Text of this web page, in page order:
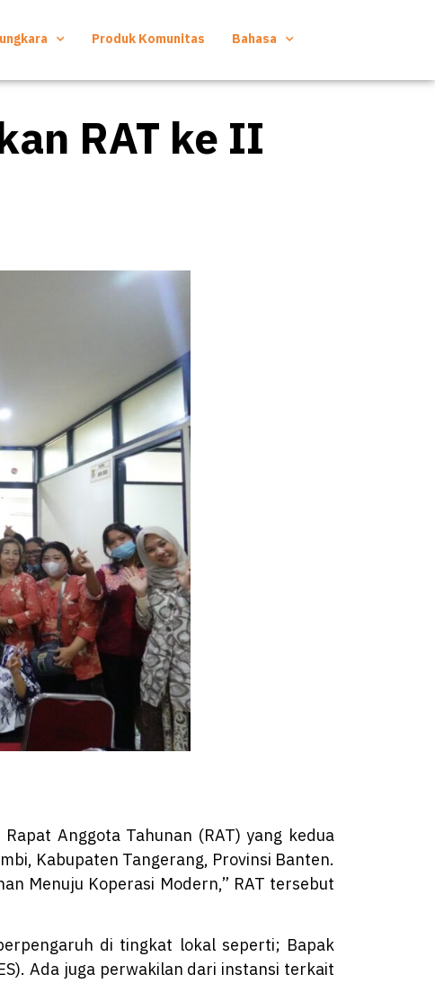
Produk Komunitas Bahasa
RAT ke II
Anggota Tahunan (RAT) yang kedua
Kabupaten Tangerang, Provinsi Banten.
Menuju Koperasi Modern,” RAT tersebut
di tingkat lokal seperti; Bapak
Ada juga perwakilan dari instansi terkait